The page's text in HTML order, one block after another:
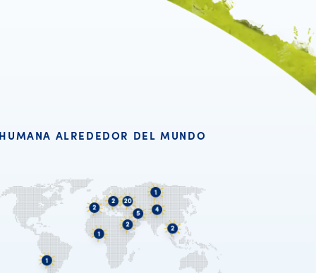
HUMANA ALREDEDOR DEL MUNDO